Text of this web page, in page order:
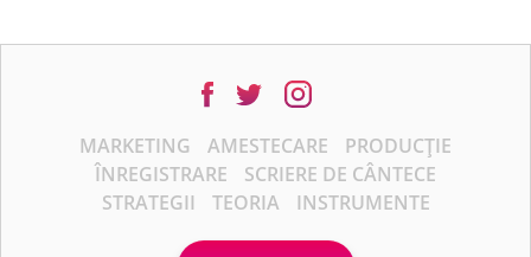
MARKETING AMESTECARE
PRODUCȚIE
ÎNREGISTRARE
SCRIERE DE CÂNTECE
STRATEGII
TEORIA INSTRUMENTE